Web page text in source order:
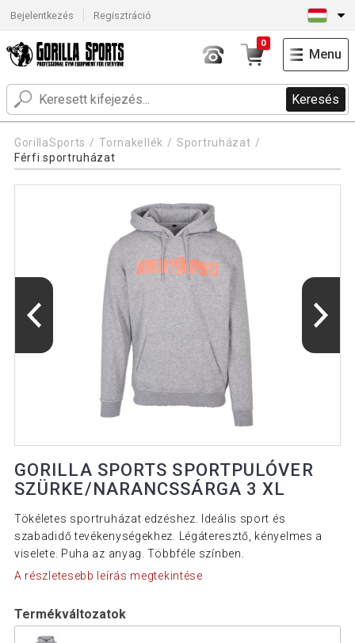
Bejelentkezés Regisztráció
Keresés
0
Menu
GorillaSports Tornakellék
Sportruházat
Férfi sportruházat
GORILLA SPORTS SPORTPULÓVER
SZÜRKE/NARANCSSÁRGA 3 XL
Tökéletes sportruházat edzéshez. Ideális sport és
szabadidő tevékenységekhez. Légáteresztő, kényelmes a
viselete. Puha az anyag. Többféle színben.
A részletesebb leírás megtekintése
Termékváltozatok